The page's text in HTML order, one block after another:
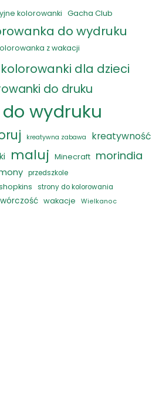
kolorowanki Gacha Club
do wydruku
z wakacji
kolorowanki dla dzieci
do druku
wydruku
kreatywna zabawa kreatywność
maluj Minecraft morindia
przedszkole
strony do kolorowania
wakacje Wielkanoc